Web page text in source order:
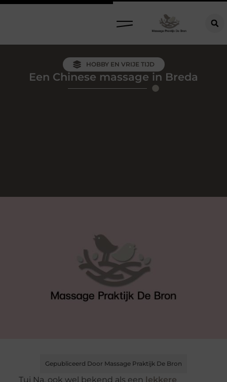
HOBBY EN VRIJE TIJD
Een Chinese massage in Breda
Gepubliceerd Door Massage Praktijk De Bron
Tui Na, ook wel bekend als een lekkere